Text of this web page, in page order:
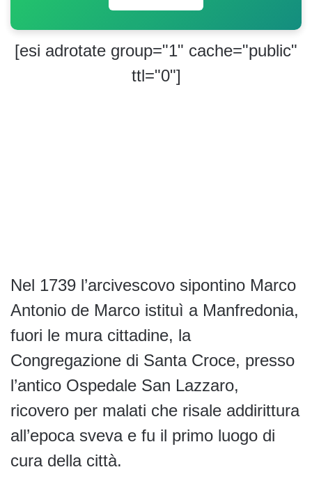
[esi adrotate group="1" cache="public"
ttl="0"]
Nel 1739 l’arcivescovo sipontino Marco
Antonio de Marco istituì a Manfredonia,
fuori le mura cittadine, la
Congregazione di Santa Croce, presso
l’antico Ospedale San Lazzaro,
ricovero per malati che risale addirittura
all’epoca sveva e fu il primo luogo di
cura della città.